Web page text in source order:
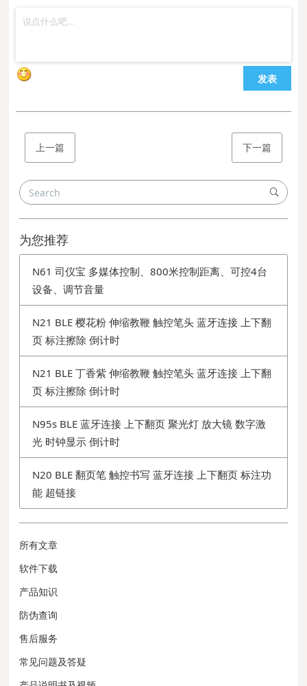
发表
上一篇 下一篇
为您推荐
N61 司仪宝 多媒体控制、800米控制距离、可控4台
设备、调节音量
N21 BLE 樱花粉 伸缩教鞭 触控笔头 蓝牙连接 上下翻
页 标注擦除 倒计时
N21 BLE 丁香紫 伸缩教鞭 触控笔头 蓝牙连接 上下翻
页 标注擦除 倒计时
N95s BLE 蓝牙连接 上下翻页 聚光灯 放大镜 数字激
光 时钟显示 倒计时
N20 BLE 翻页笔 触控书写 蓝牙连接 上下翻页 标注功
能 超链接
所有文章
软件下载
产品知识
防伪查询
售后服务
常见问题及答疑